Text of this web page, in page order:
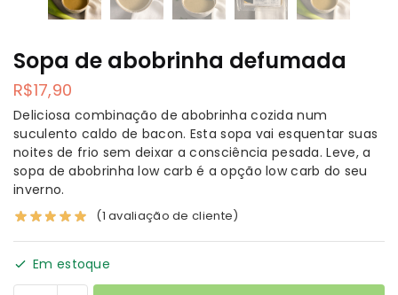
Sopa de abobrinha defumada
R$17,90
Deliciosa combinação de abobrinha cozida num
suculento caldo de bacon. Esta sopa vai esquentar suas
noites de frio sem deixar a consciência pesada. Leve, a
sopa de abobrinha low carb é a opção low carb do seu
inverno.
(1 avaliação de cliente)
Em estoque